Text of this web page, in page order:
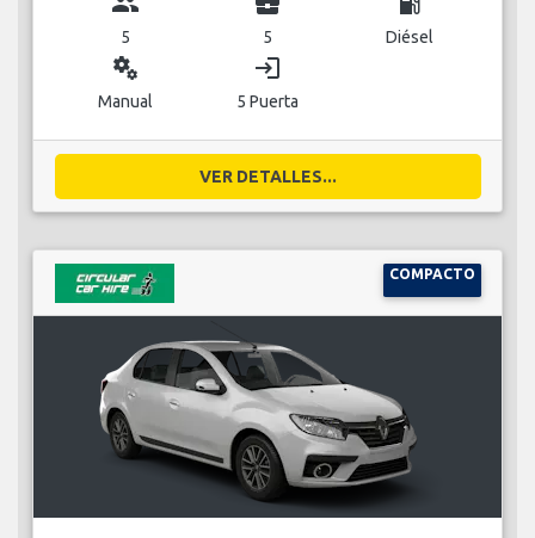
5 5 Diésel
miscellaneous_services
Manual
login
5 Puerta
VER DETALLES...
COMPACTO